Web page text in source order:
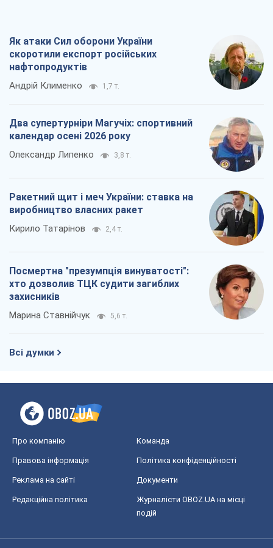
Як атаки Сил оборони України
скоротили експорт російських
нафтопродуктів
Андрій Клименко 1,7 т.
Два супертурніри Магучіх: спортивний
календар осені 2026 року
Олександр Липенко 3,8 т.
Ракетний щит і меч України: ставка на
виробництво власних ракет
Кирило Татарінов 2,4 т.
Посмертна "презумпція винуватості":
хто дозволив ТЦК судити загиблих
захисників
Марина Ставнійчук 5,6 т.
Всі думки
Про компанію Команда
Правова інформація Політика конфіденційності
Реклама на сайті Документи
Редакційна політика
Журналісти OBOZ.UA на місці
подій